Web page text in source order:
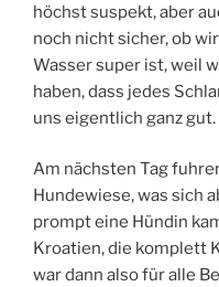
höchst suspekt, aber
noch nicht sicher, ob
Wasser super ist, weil
haben, dass jedes
uns eigentlich ganz gut.
Am nächsten Tag
Hundewiese, was sich
prompt eine Hündin
Kroatien, die komplett
war dann also für alle